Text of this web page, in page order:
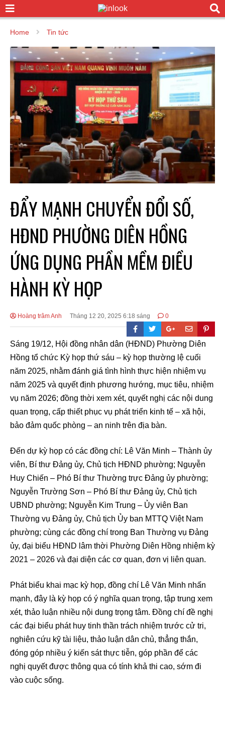
Home Tin tức
ĐẨY MẠNH CHUYỂN ĐỔI SỐ,
HĐND PHƯỜNG DIÊN HỒNG
ỨNG DỤNG PHẦN MỀM ĐIỀU
HÀNH KỲ HỌP
Hoàng trâm Anh Tháng 12 20, 2025 6:18 sáng 0
Sáng 19/12, Hội đồng nhân dân (HĐND) Phường Diên
Hồng tổ chức Kỳ họp thứ sáu – kỳ họp thường lệ cuối
năm 2025, nhằm đánh giá tình hình thực hiện nhiệm vụ
năm 2025 và quyết định phương hướng, mục tiêu, nhiệm
vụ năm 2026; đồng thời xem xét, quyết nghị các nội dung
quan trọng, cấp thiết phục vụ phát triển kinh tế – xã hội,
bảo đảm quốc phòng – an ninh trên địa bàn.
Đến dự kỳ họp có các đồng chí: Lê Văn Minh – Thành ủy
viên, Bí thư Đảng ủy, Chủ tịch HĐND phường; Nguyễn
Huy Chiến – Phó Bí thư Thường trực Đảng ủy phường;
Nguyễn Trường Sơn – Phó Bí thư Đảng ủy, Chủ tịch
UBND phường; Nguyễn Kim Trung – Ủy viên Ban
Thường vụ Đảng ủy, Chủ tịch Ủy ban MTTQ Việt Nam
phường; cùng các đồng chí trong Ban Thường vụ Đảng
ủy, đại biểu HĐND lâm thời Phường Diên Hồng nhiệm kỳ
2021 – 2026 và đại diện các cơ quan, đơn vị liên quan.
Phát biểu khai mạc kỳ họp, đồng chí Lê Văn Minh nhấn
mạnh, đây là kỳ họp có ý nghĩa quan trọng, tập trung xem
xét, thảo luận nhiều nội dung trọng tâm. Đồng chí đề nghị
các đại biểu phát huy tinh thần trách nhiệm trước cử tri,
nghiên cứu kỹ tài liệu, thảo luận dân chủ, thẳng thắn,
đóng góp nhiều ý kiến sát thực tiễn, góp phần để các
nghị quyết được thông qua có tính khả thi cao, sớm đi
vào cuộc sống.